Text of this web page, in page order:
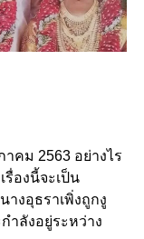
คม 2563 อย่างไร
องนี้จะเป็น
งอุธราเพิ่งถูกงู
ำลังอยู่ระหว่าง